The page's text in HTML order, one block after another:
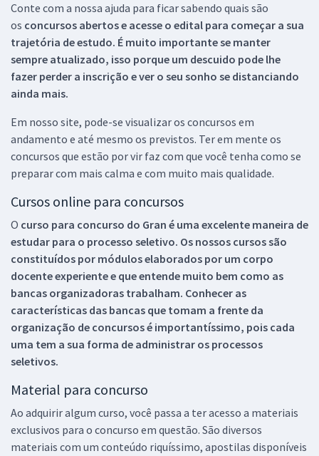
Conte com a nossa ajuda para ficar sabendo quais são
os concursos abertos e acesse o edital para começar a sua
trajetória de estudo. É muito importante se manter
sempre atualizado, isso porque um descuido pode lhe
fazer perder a inscrição e ver o seu sonho se distanciando
ainda mais.
Em nosso site, pode-se visualizar os concursos em
andamento e até mesmo os previstos. Ter em mente os
concursos que estão por vir faz com que você tenha como se
preparar com mais calma e com muito mais qualidade.
Cursos online para concursos
O curso para concurso do Gran é uma excelente maneira de
estudar para o processo seletivo. Os nossos cursos são
constituídos por módulos elaborados por um corpo
docente experiente e que entende muito bem como as
bancas organizadoras trabalham. Conhecer as
características das bancas que tomam a frente da
organização de concursos é importantíssimo, pois cada
uma tem a sua forma de administrar os processos
seletivos.
Material para concurso
Ao adquirir algum curso, você passa a ter acesso a materiais
exclusivos para o concurso em questão. São diversos
materiais com um conteúdo riquíssimo, apostilas disponíveis